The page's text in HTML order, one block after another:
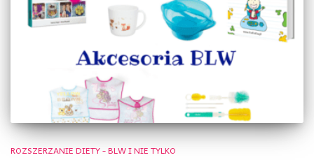
ROZSZERZANIE DIETY - BLW I NIE TYLKO